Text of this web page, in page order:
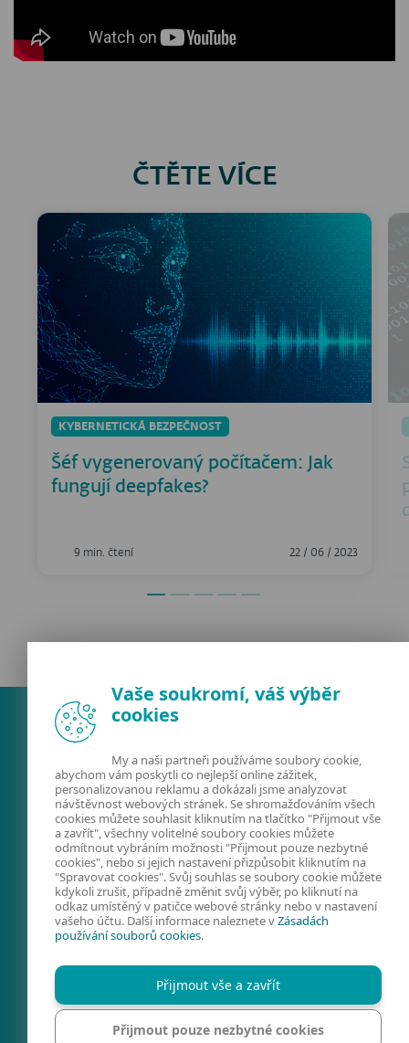
ČTĚTE VÍCE
KYBERNETICKÁ BEZPEČNOST
Šéf vygenerovaný počítačem: Jak
fungují deepfakes?
9 min. čtení 22 / 06 / 2023
FIRMY A TECHNOLOGIE
KYBERNETICKÁ
BEZPEČNOST
PREVENCE
KONTAKTY
SPRAVOVAT COOKIES
FACEBOOK
X LINKEDIN
Vaše soukromí, váš výběr
cookies
My a naši partneři používáme soubory cookie,
abychom vám poskytli co nejlepší online zážitek,
personalizovanou reklamu a dokázali jsme analyzovat
návštěvnost webových stránek. Se shromažďováním všech
cookies můžete souhlasit kliknutím na tlačítko "Přijmout vše
a zavřít", všechny volitelné soubory cookies můžete
odmítnout vybráním možnosti "Přijmout pouze nezbytné
cookies", nebo si jejich nastavení přizpůsobit kliknutím na
"Spravovat cookies". Svůj souhlas se soubory cookie můžete
kdykoli zrušit, případně změnit svůj výběr, po kliknutí na
odkaz umístěný v patičce webové stránky nebo v nastavení
vašeho účtu. Další informace naleznete vZásadách
používání souborů cookies.
Přijmout vše a zavřít
Přijmout pouze nezbytné cookies